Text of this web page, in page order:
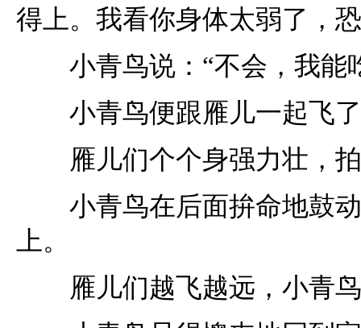
得上。我看你身体太弱了，
小青鸟说：“不会，我能
小青鸟便跟雁儿一起飞
雁儿们个个身强力壮，拍
小青鸟在后面拚命地鼓动
上。
雁儿们越飞越远，小青鸟